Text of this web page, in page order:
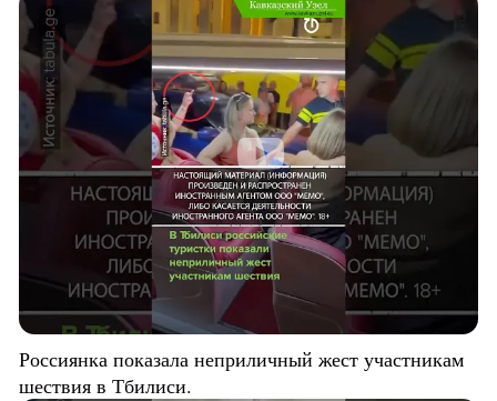
Россиянка показала неприличный жест участникам
шествия в Тбилиси.